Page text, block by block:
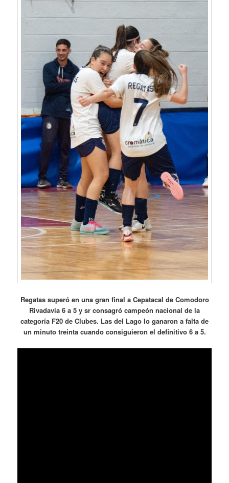
Regatas superó en una gran final a Cepatacal de Comodoro
Rivadavia 6 a 5 y sr consagró campeón nacional de la
categoría F20 de Clubes. Las del Lago lo ganaron a falta de
un minuto treinta cuando consiguieron el definitivo 6 a 5.